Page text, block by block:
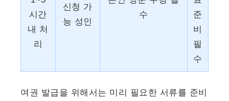
시간
내 처
리
신청 가
능 성인
수
준
비
필
수
여권 발급을 위해서는 미리 필요한 서류를 준비